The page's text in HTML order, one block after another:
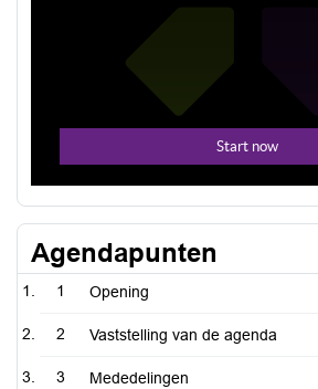
Agendapunten
1 Opening
2 Vaststelling van de agenda
3 Mededelingen